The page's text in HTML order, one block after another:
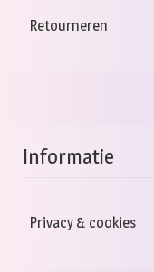
Retourneren
Informatie
Privacy & cookies